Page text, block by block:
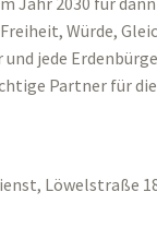
Würde,
jede
Partner für
Löwelstraße